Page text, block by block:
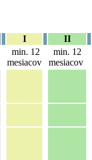
I II
min. 12
mesiacov
min. 12
mesiacov